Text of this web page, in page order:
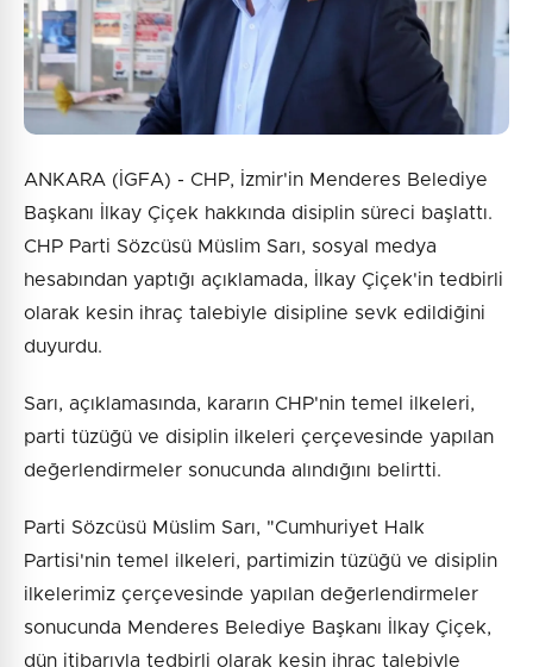
ANKARA (İGFA) - CHP, İzmir'in Menderes Belediye
Başkanı İlkay Çiçek hakkında disiplin süreci başlattı.
CHP Parti Sözcüsü Müslim Sarı, sosyal medya
hesabından yaptığı açıklamada, İlkay Çiçek'in tedbirli
olarak kesin ihraç talebiyle disipline sevk edildiğini
duyurdu.
Sarı, açıklamasında, kararın CHP'nin temel ilkeleri,
parti tüzüğü ve disiplin ilkeleri çerçevesinde yapılan
değerlendirmeler sonucunda alındığını belirtti.
Parti Sözcüsü Müslim Sarı, "Cumhuriyet Halk
Partisi'nin temel ilkeleri, partimizin tüzüğü ve disiplin
ilkelerimiz çerçevesinde yapılan değerlendirmeler
sonucunda Menderes Belediye Başkanı İlkay Çiçek,
dün itibarıyla tedbirli olarak kesin ihraç talebiyle